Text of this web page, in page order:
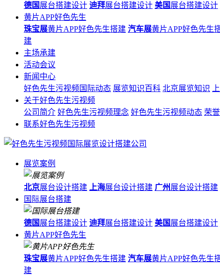
德国 展台搭建设计 迪拜展台搭建设计 美国 展台搭建设计
黄片APP好色先生
珠宝展黄片APP好色先生搭建 汽车展黄片APP好色先生
建
主场承建
活动会议
新闻中心
好色先生污视频国际动态 展览知识百科 北京展览知识
关于好色先生污视频
公司简介 好色先生污视频理念 好色先生污视频动态 荣
联系好色先生污视频
展览案例
北京展台设计搭建 上海展台设计搭建 广州展台设计搭建
国际展台搭建
德国 展台搭建设计 迪拜展台搭建设计 美国 展台搭建设计
黄片APP好色先生
珠宝展黄片APP好色先生搭建 汽车展黄片APP好色先生
建